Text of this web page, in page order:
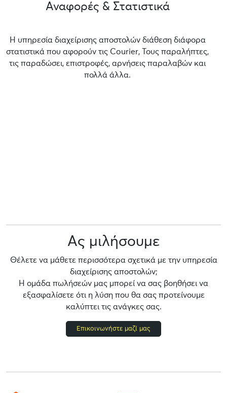
Αναφορές & Στατιστικά
Η υπηρεσία διαχείρισης αποστολών διάθεση διάφορα
στατιστικά που αφορούν τις Courier, Τους παραλήπτες,
τις παραδώσει, επιστροφές, αρνήσεις παραλαβών και
πολλά άλλα.
Ας μιλήσουμε
Θέλετε να μάθετε περισσότερα σχετικά με την υπηρεσία
διαχείρισης αποστολών;
Η ομάδα πωλήσεών μας μπορεί να σας βοηθήσει να
εξασφαλίσετε ότι η λύση που θα σας προτείνουμε
καλύπτει τις ανάγκες σας.
Επικοινωνήστε μαζί μας